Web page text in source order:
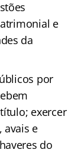
e
da
por
exercer
avais e
do